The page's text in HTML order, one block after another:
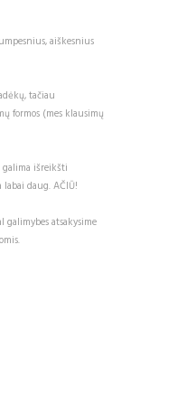
aiškesnius
tačiau
formos (mes klausimų
galima išreikšti
daug. AČIŪ!
atsakysime